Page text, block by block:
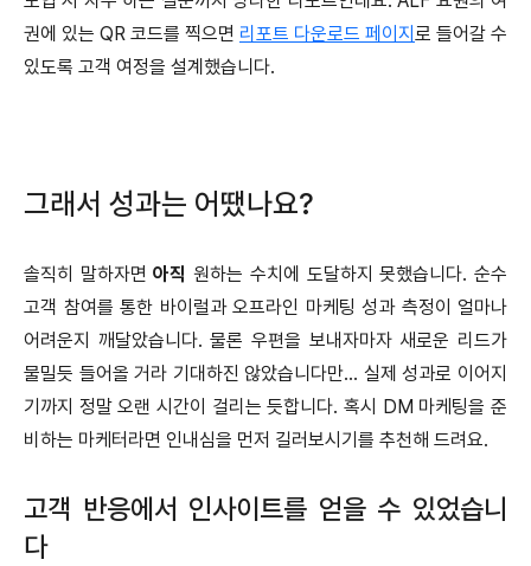
권에 있는 QR 코드를 찍으면 리포트 다운로드 페이지 로 들어갈 수
있도록 고객 여정을 설계했습니다.
그래서 성과는 어땠나요?
솔직히 말하자면아직 원하는 수치에 도달하지 못했습니다. 순수
고객 참여를 통한 바이럴과 오프라인 마케팅 성과 측정이 얼마나
어려운지 깨달았습니다. 물론 우편을 보내자마자 새로운 리드가
물밀듯 들어올 거라 기대하진 않았습니다만… 실제 성과로 이어지
기까지 정말 오랜 시간이 걸리는 듯합니다. 혹시 DM 마케팅을 준
비하는 마케터라면 인내심을 먼저 길러보시기를 추천해 드려요.
고객 반응에서 인사이트를 얻을 수 있었습니
다